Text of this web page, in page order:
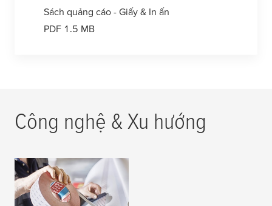
Sách quảng cáo - Giấy & In ấn
PDF 1.5 MB
Công nghệ & Xu hướng
Băng keo nối và các
sản phẩm bổ sung